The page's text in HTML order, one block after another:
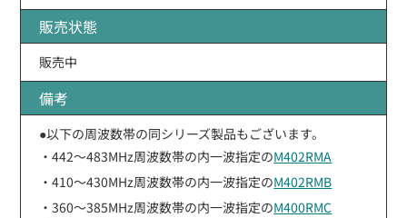
販売状態
販売中
備考
●以下の周波数帯の同シリーズ製品もございます。
・442〜483MHz周波数帯の内一波指定のM402RMA
・410〜430MHz周波数帯の内一波指定のM402RMB
・360〜385MHz周波数帯の内一波指定のM400RMC